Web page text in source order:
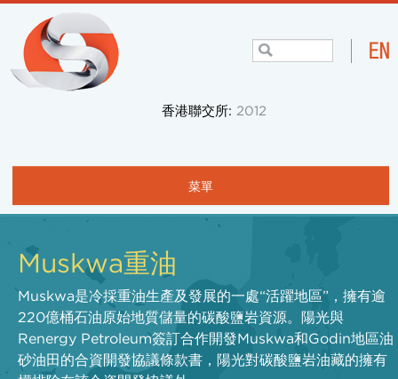
香港聯交所: 2012
菜單
主頁
關於我們
項目與業務
社區
投資者
Muskwa重油
Muskwa是冷採重油生產及發展的一處“活躍地區”，擁有逾
220億桶石油原始地質儲量的碳酸鹽岩資源。陽光與
Renergy Petroleum簽訂合作開發Muskwa和Godin地區油
砂油田的合資開發協議條款書，陽光對碳酸鹽岩油藏的擁有